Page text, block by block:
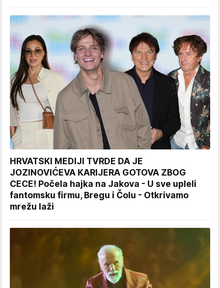
HRVATSKI MEDIJI TVRDE DA JE
JOZINOVIĆEVA KARIJERA GOTOVA ZBOG
CECE! Počela hajka na Jakova - U sve upleli
fantomsku firmu, Bregu i Čolu - Otkrivamo
mrežu laži